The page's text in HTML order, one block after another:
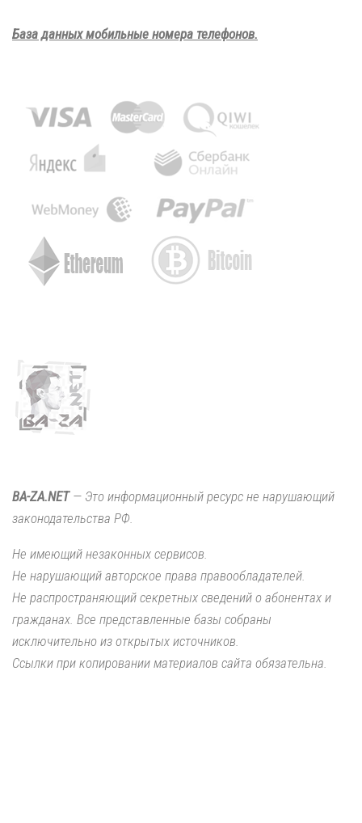
База данных мобильные номера телефонов.
BA-ZA.NET— Это информационный ресурс не нарушающий
законодательства РФ.
Не имеющий незаконных сервисов.
Не нарушающий авторское права правообладателей.
Не распространяющий секретных сведений о абонентах и
гражданах. Все представленные базы собраны
исключительно из открытых источников.
Ссылки при копировании материалов сайта обязательна.